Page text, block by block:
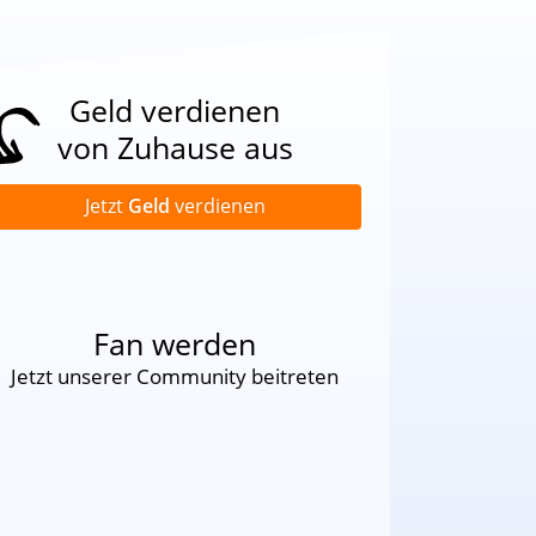
Geld verdienen
von Zuhause aus
Jetzt Geld verdienen
Fan werden
Jetzt unserer Community beitreten